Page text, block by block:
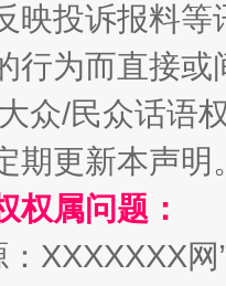
规模
映投诉报料
行为而直接
众/民众话语
期更新本声明
权属问题：
：XXXXXXX